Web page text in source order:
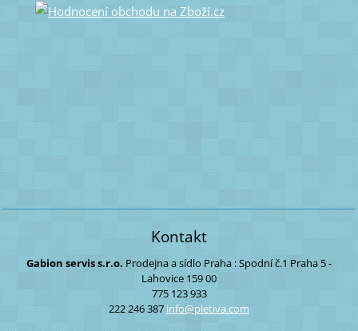
Kontakt
Gabion servis s.r.o. Prodejna a sídlo Praha :Spodní č.1 Praha 5 -
Lahovice 159 00
775 123 933
222 246 387 info@pletiva.com